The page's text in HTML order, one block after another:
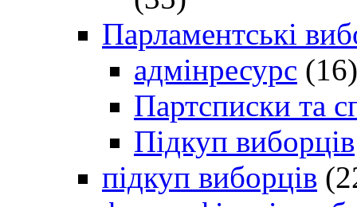
Парламентські
адмінресурс (16)
Партсписки та
Підкуп виборців
підкуп виборців